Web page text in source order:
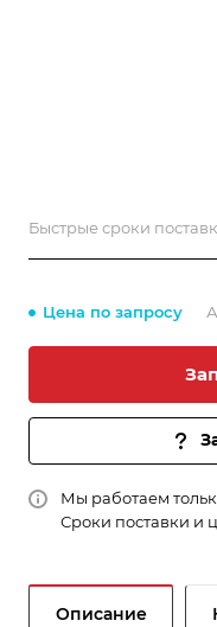
Быстрые сроки
Цена по запросу
Мы работаем
Сроки поставки и
Описание